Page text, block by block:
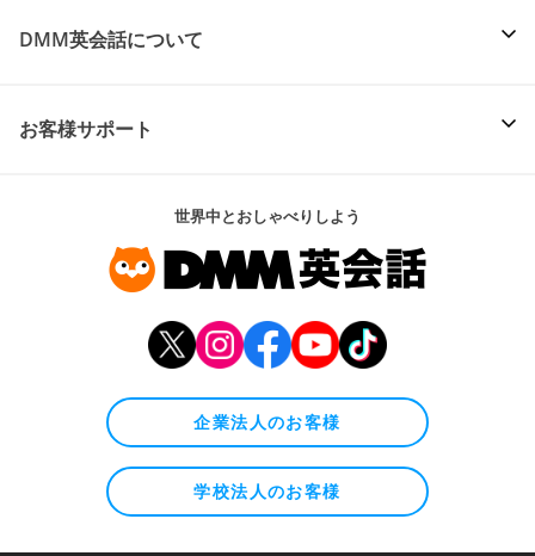
DMM英会話について
お客様サポート
世界中とおしゃべりしよう
企業法人のお客様
学校法人のお客様